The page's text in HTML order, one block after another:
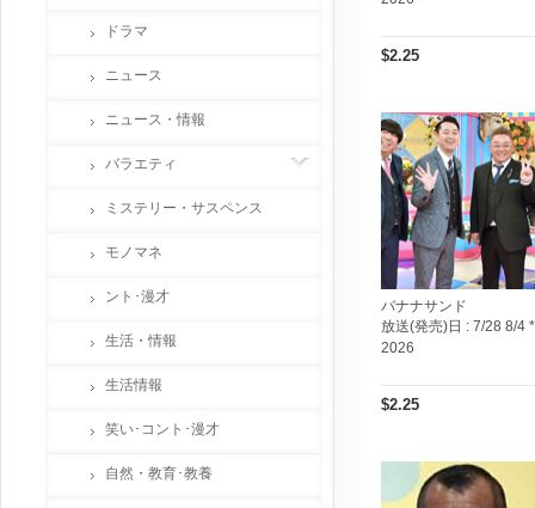
$2.25
バナナサンド
放送(発売)日 : 7/28 8/4 *
2026
$2.25
ドラマ
ニュース
ニュース・情報
バラエティ
ミステリー・サスペンス
モノマネ
ント･漫才
生活・情報
生活情報
笑い･コント･漫才
自然・教育･教養